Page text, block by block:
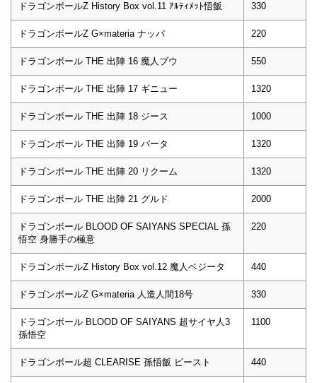
ドラゴンボールZ History Box vol.11 ｱﾙﾃｨﾒｯﾄ悟飯 330
ドラゴンボールZ G×materia ナッパ 220
ドラゴンボール THE 出陣 16 魔人ブウ 550
ドラゴンボール THE 出陣 17 ギニュー 1320
ドラゴンボール THE 出陣 18 ジース 1000
ドラゴンボール THE 出陣 19 バータ 1320
ドラゴンボール THE 出陣 20 リクーム 1320
ドラゴンボール THE 出陣 21 グルド 2000
ドラゴンボール BLOOD OF SAIYANS SPECIAL 孫
悟空 身勝手の極意
220
ドラゴンボールZ History Box vol.12 魔人ベジータ 440
ドラゴンボールZ G×materia 人造人間18号 330
ドラゴンボール BLOOD OF SAIYANS 超サイヤ人3
孫悟空
1100
ドラゴンボール超 CLEARISE 孫悟飯 ビースト 440